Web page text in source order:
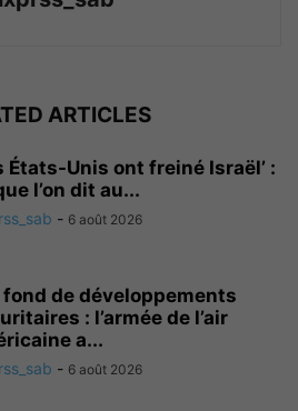
ARTICLES
États-Unis ont freiné Israël’ :
l’on dit au...
- 6 août 2026
fond de développements
: l’armée de l’air
a...
- 6 août 2026